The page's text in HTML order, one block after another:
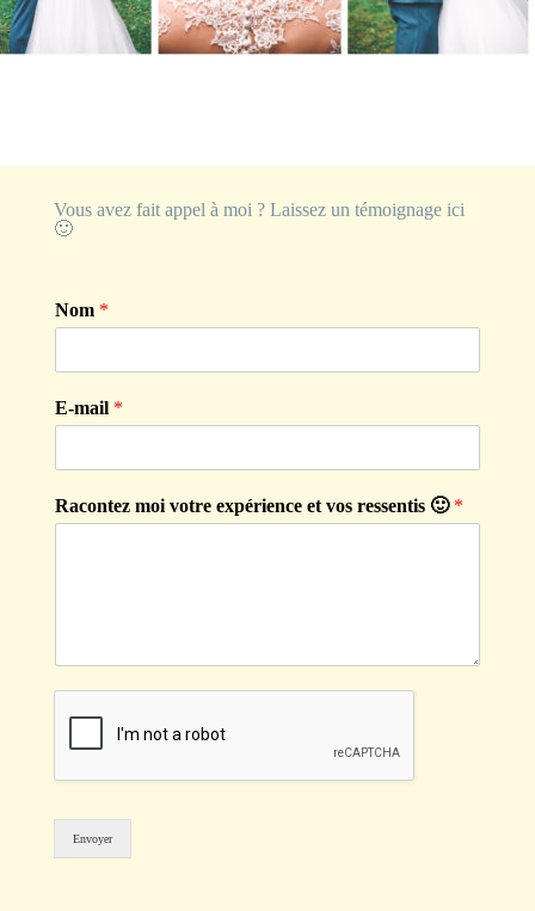
Vous avez fait appel à moi ? Laissez un témoignage ici
🙂
Nom *
E-mail *
Racontez moi votre expérience et vos ressentis 🙂 *
Envoyer